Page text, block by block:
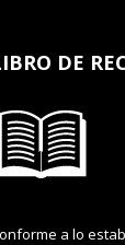
DE
a lo